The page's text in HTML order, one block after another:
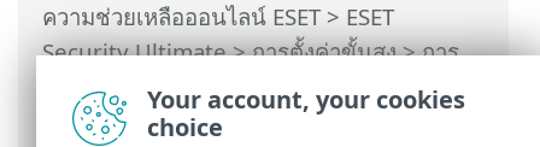
ความช่วยเหลือออนไลน์ ESET> ESET
Security Ultimate>การตั้งค่าขั้นสูง>การ
แจ้งเตือน
>การแจ้งเตือนบนเดสก์ท็อป
>
รายการการแจ้งเตือนบนเดสก์ท็อป
Your account, your cookies
choice